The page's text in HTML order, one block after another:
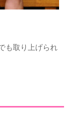
も取り上げられ